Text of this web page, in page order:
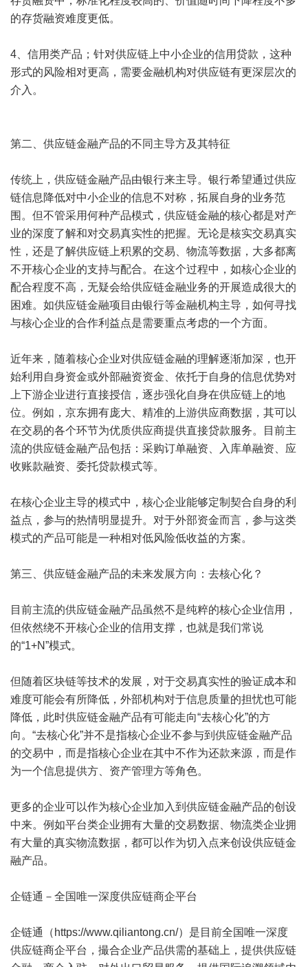
的存货融资难度更低。
4、信用类产品；针对供应链上中小企业的信用贷款，这种
形式的风险相对更高，需要金融机构对供应链有更深层次的
介入。
第二、供应链金融产品的不同主导方及其特征
传统上，供应链金融产品由银行来主导。银行希望通过供应
链信息降低对中小企业的信息不对称，拓展自身的业务范
围。但不管采用何种产品模式，供应链金融的核心都是对产
业的深度了解和对交易真实性的把握。无论是核实交易真实
性，还是了解供应链上积累的交易、物流等数据，大多都离
不开核心企业的支持与配合。在这个过程中，如核心企业的
配合程度不高，无疑会给供应链金融业务的开展造成很大的
困难。如供应链金融项目由银行等金融机构主导，如何寻找
与核心企业的合作利益点是需要重点考虑的一个方面。
近年来，随着核心企业对供应链金融的理解逐渐加深，也开
始利用自身资金或外部融资资金、依托于自身的信息优势对
上下游企业进行直接授信，逐步强化自身在供应链上的地
位。例如，京东拥有庞大、精准的上游供应商数据，其可以
在交易的各个环节为优质供应商提供直接贷款服务。目前主
流的供应链金融产品包括：采购订单融资、入库单融资、应
收账款融资、委托贷款模式等。
在核心企业主导的模式中，核心企业能够定制契合自身的利
益点，参与的热情明显提升。对于外部资金而言，参与这类
模式的产品可能是一种相对低风险低收益的方案。
第三、供应链金融产品的未来发展方向：去核心化？
目前主流的供应链金融产品虽然不是纯粹的核心企业信用，
但依然绕不开核心企业的信用支撑，也就是我们常说
的“1+N”模式。
但随着区块链等技术的发展，对于交易真实性的验证成本和
难度可能会有所降低，外部机构对于信息质量的担忧也可能
降低，此时供应链金融产品有可能走向“去核心化”的方
向。“去核心化”并不是指核心企业不参与到供应链金融产品
的交易中，而是指核心企业在其中不作为还款来源，而是作
为一个信息提供方、资产管理方等角色。
更多的企业可以作为核心企业加入到供应链金融产品的创设
中来。例如平台类企业拥有大量的交易数据、物流类企业拥
有大量的真实物流数据，都可以作为切入点来创设供应链金
融产品。
企链通－全国唯一深度供应链商企平台
企链通（ https://www.qiliantong.cn/）是目前全国唯一深度
供应链商企平台，撮合企业产品供需的基础上，提供供应链